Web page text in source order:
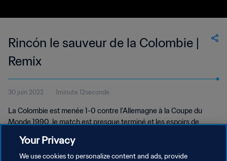
Rincón le sauveur de la Colombie |
Remix
30 juin 2022 1minute 12seconde
La Colombie est menée 1-0 contre l'Allemagne à la Coupe du
Monde 1990, le match est presque terminé et les espoirs de
par là.Your Privacy
We use cookies to personalize content and ads, provide